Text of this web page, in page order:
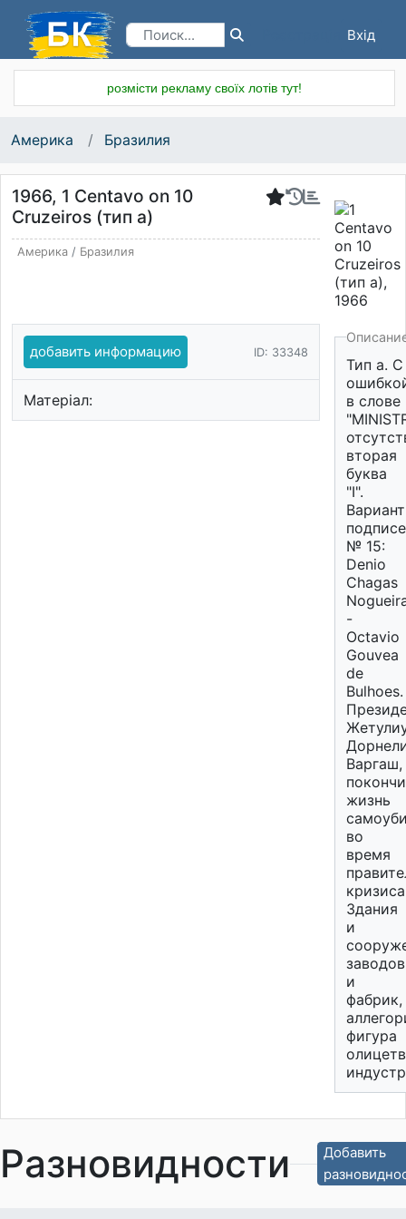
Вхід
розмісти рекламу своїх лотів тут!
Америка Бразилия
1966, 1 Centavo on 10
Cruzeiros (тип a)
Америка/ Бразилия
добавить информацию ID: 33348
Матеріал:
Тип а. С
в слове
вторая
буква
"I".
Вариант
№ 15:
Denio
Chagas
-
Octavio
Gouvea
de
Bulhoes.
Варгаш,
жизнь
во
время
Здания
и
заводов
и
фабрик,
фигура
Разновидности
Добавить